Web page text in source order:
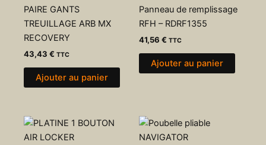
PAIRE GANTS
TREUILLAGE ARB MX
RECOVERY
43,43 € TTC
Ajouter au panier
Panneau de remplissage
RFH – RDRF1355
41,56 € TTC
Ajouter au panier